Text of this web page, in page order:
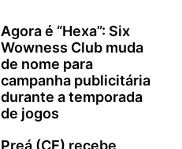
Agora é “Hexa”: Six
Wowness Club muda
de nome para
campanha publicitária
durante a temporada
de jogos
Preá (CE) recebe